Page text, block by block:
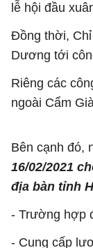
lễ hội đầu
Đồng thời, Chỉ
Dương tới
Riêng các
ngoài Cẩm
Bên cạnh đó,
16/02/2021
địa bàn tỉnh
- Trường hợp
- Cung cấp